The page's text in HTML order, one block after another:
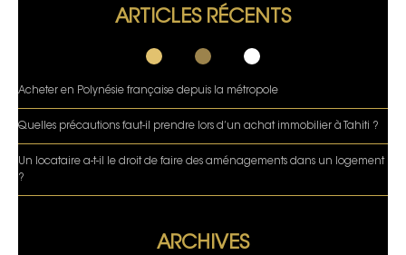
ARTICLES RÉCENTS
Acheter en Polynésie française depuis la métropole
Quelles précautions faut-il prendre lors d’un achat immobilier à Tahiti ?
Un locataire a-t-il le droit de faire des aménagements dans un logement
?
ARCHIVES